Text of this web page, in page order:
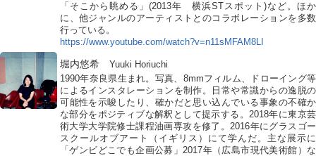
「そこから眺める」(2013年 横浜STスポット)など。ほか
に、他ジャンルのアーティストとのコラボレーションを多数
行っている。
https://www.youtube.com/watch?v=n11sMFAM8LI
堀内悠希Yuuki Horiuchi
1990年奈良県生まれ。写真、8mmフィルム、ドローイング等
によるインスタレーションを制作。日常や常識からの逸脱の
可能性を示唆したり、確かだと思い込んでいる事象の不確か
な部分をポジティブな解釈として提示する。2018年に東京芸
術大学大学院修士課程油画専攻を修了。2016年にグラスゴー
スクールオブアート（イギリス）にて学んだ。主な展示に
「ゲンビどこでも企画公募」2017年（広島市現代美術館）な